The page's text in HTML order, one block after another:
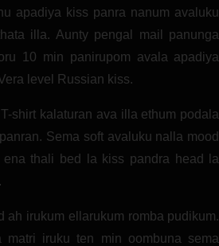
apadiya kiss panra nanum avaluku
illa. Aunty pengal mail panunga
10 min panirupom avala apadiya
level Russian kiss.
shirt kalaturan ava illa ethum podala
Sema soft avaluku nalla mood
thali bed la kiss pandra head la
ah irukum ellarukum romba pudikum.
matri iruku ten min oombuna sema